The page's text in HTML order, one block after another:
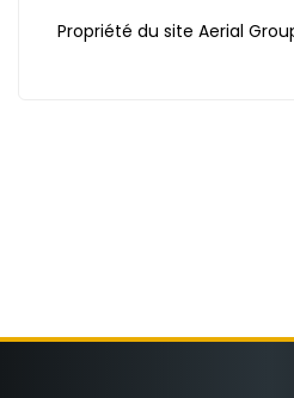
Propriété du site Aerial